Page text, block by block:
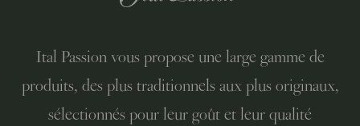
Ital Passion vous propose une large gamme de
produits, des plus traditionnels aux plus originaux,
sélectionnés pour leur goût et leur qualité